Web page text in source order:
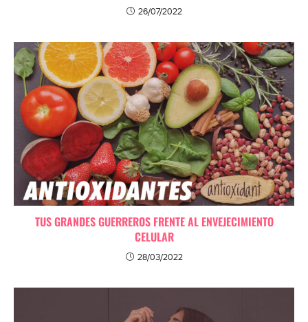
26/07/2022
TUS GRANDES GUERREROS FRENTE AL ENVEJECIMIENTO
CELULAR
28/03/2022